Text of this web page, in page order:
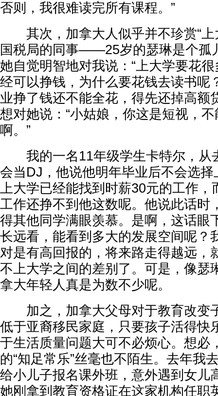
否则，我很难读完所有课程。”
其次，加拿大人似乎并不珍赏“上
国税局的同事——25岁的瑟琳是个孤
她自觉明智地对我说：“上大学要花
经可以挣钱，为什么要花钱去读书呢
业挣了钱还不能全花，得先还掉高额
想对她说：“小姑娘，你这是短视，
啊。”
我的一名11年级学生卡特尔，从
会当DJ，他说他明年毕业后不会选
上大学已经能找到时薪30元的工作，
工作还挣不到他这数呢。他说此话时
得其他同学满眼羡慕。是啊，这话眼
长远看，能看到多大的发展空间呢？
对是有高回报的，将来路走得越远，
不上大学之间的差别了。可是，像瑟
拿大年轻人真是为数不少呢。
加之，加拿大父母对于教育改变
低于亚裔移民家庭，只要孩子活得快
于生活质量问题大可不必烦心。想必
的“知足常乐”丝毫也不陌生。去年我
给小儿子报名课外班，意外遇到女儿
她刚拿到教育资格证在这家机构任职